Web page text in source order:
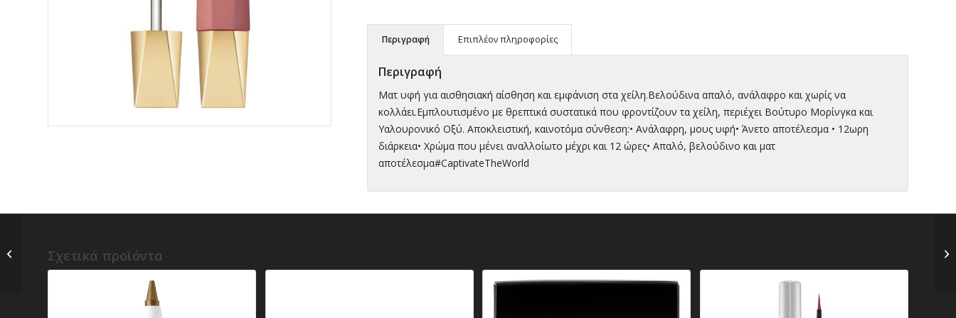
Περιγραφή Επιπλέον πληροφορίες
Περιγραφή
Ματ υφή για αισθησιακή αίσθηση και εμφάνιση στα χείλη.Βελούδινα απαλό, ανάλαφρο και χωρίς να
κολλάει.Εμπλουτισμένο με θρεπτικά συστατικά που φροντίζουν τα χείλη, περιέχει Βούτυρο Μορίνγκα και
Υαλουρονικό Οξύ. Αποκλειστική, καινοτόμα σύνθεση:• Ανάλαφρη, μους υφή• Άνετο αποτέλεσμα • 12ωρη
διάρκεια• Χρώμα που μένει αναλλοίωτο μέχρι και 12 ώρες• Απαλό, βελούδινο και ματ
αποτέλεσμα#CaptivateTheWorld
Σχετικά προϊόντα
COLOR LIP MOUSSE